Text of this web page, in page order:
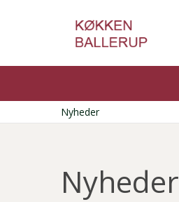
Nyheder
Nyheder